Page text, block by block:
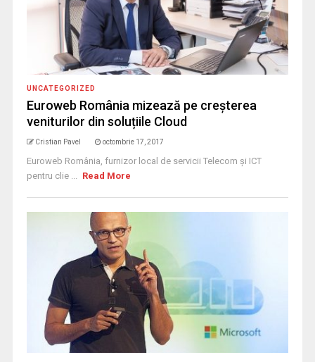
UNCATEGORIZED
Euroweb România mizează pe creșterea
veniturilor din soluțiile Cloud
Cristian Pavel octombrie 17, 2017
Euroweb România, furnizor local de servicii Telecom și ICT
pentru clie ... Read More